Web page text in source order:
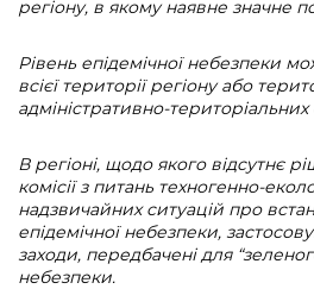
регіону, в якому наявне значне
Рівень епідемічної небезпеки
всієї території регіону або
адміністративно-
В регіоні, щодо якого відсутнє
комісії з питань техногенно-
надзвичайних ситуацій про
епідемічної небезпеки,
заходи, передбачені для
небезпеки.